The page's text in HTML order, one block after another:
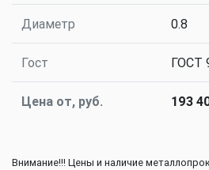
Диаметр 0.8
Гост ГОСТ
Цена от, руб. 193
Внимание!!! Цены и наличие